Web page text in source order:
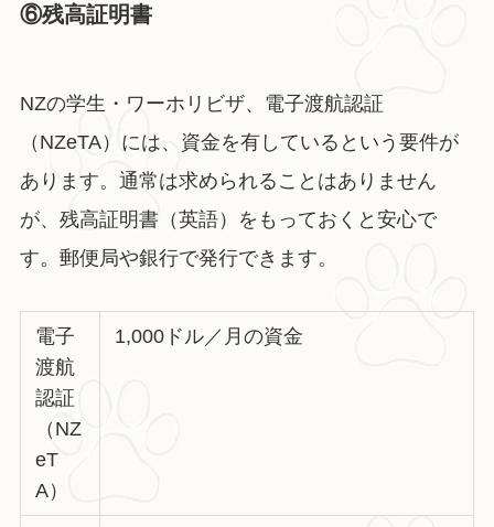
⑥残高証明書
NZの学生・ワーホリビザ、電子渡航認証
（NZeTA）には、資金を有しているという要件が
あります。通常は求められることはありません
が、残高証明書（英語）をもっておくと安心で
す。郵便局や銀行で発行できます。
電子
渡航
認証
（NZ
eT
A）
1,000ドル／月の資金